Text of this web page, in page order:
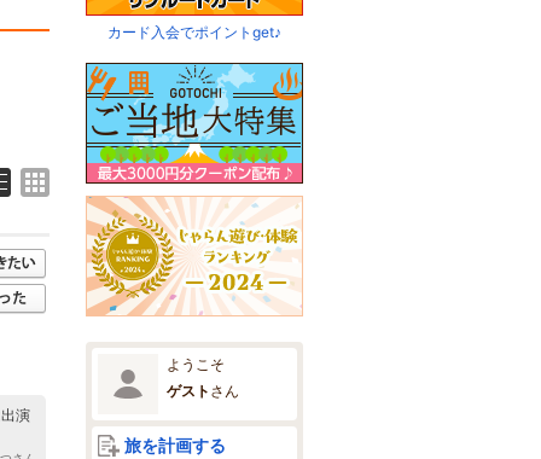
演
カード入会でポイントget♪
ようこそ
ゲスト さん
旅を計画する